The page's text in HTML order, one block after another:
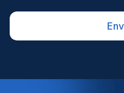
balance commercial
excellence and team
Success:In this
commercial and